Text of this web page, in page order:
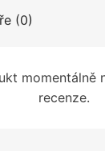
(0)
momentálně
recenze.